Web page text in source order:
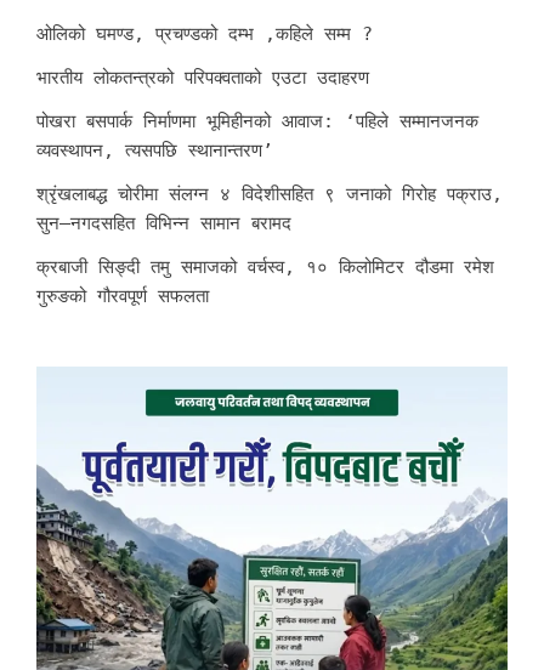
ओलिको घमण्ड, प्रचण्डको दम्भ ,कहिले सम्म ?
भारतीय लोकतन्त्रको परिपक्वताको एउटा उदाहरण
पोखरा बसपार्क निर्माणमा भूमिहीनको आवाज: ‘पहिले सम्मानजनक
व्यवस्थापन, त्यसपछि स्थानान्तरण’
श्रृंखलाबद्ध चोरीमा संलग्न ४ विदेशीसहित ९ जनाको गिरोह पक्राउ,
सुन–नगदसहित विभिन्न सामान बरामद
क्रबाजी सिङ्दी तमु समाजको वर्चस्व, १० किलोमिटर दौडमा रमेश
गुरुङको गौरवपूर्ण सफलता